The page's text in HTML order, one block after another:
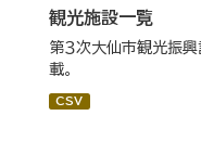
観光施設一覧
第３次大仙市観光振興
載。
CSV